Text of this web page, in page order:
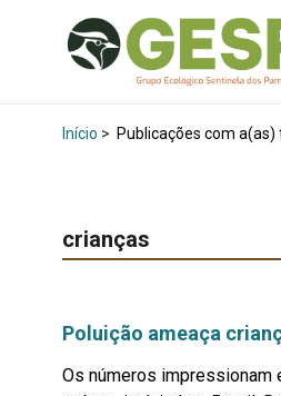
Início > Publicações com
crianças
Poluição ameaça
Os números impressionam